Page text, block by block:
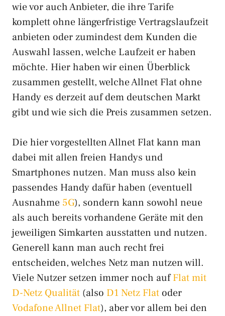
wie vor auch Anbieter, die ihre Tarife
komplett ohne längerfristige Vertragslaufzeit
anbieten oder zumindest dem Kunden die
Auswahl lassen, welche Laufzeit er haben
möchte. Hier haben wir einen Überblick
zusammen gestellt, welche Allnet Flat ohne
Handy es derzeit auf dem deutschen Markt
gibt und wie sich die Preis zusammen setzen.
Die hier vorgestellten Allnet Flat kann man
dabei mit allen freien Handys und
Smartphones nutzen. Man muss also kein
passendes Handy dafür haben (eventuell
Ausnahme 5G), sondern kann sowohl neue
als auch bereits vorhandene Geräte mit den
jeweiligen Simkarten ausstatten und nutzen.
Generell kann man auch recht frei
entscheiden, welches Netz man nutzen will.
Viele Nutzer setzen immer noch aufFlat mit
D-Netz Qualität (also D1 Netz Flat oder
Vodafone Allnet Flat), aber vor allem bei den